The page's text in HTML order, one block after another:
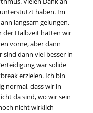
haben. Im
langsam gelungen,
der Halbzeit hatten wir
vorne, aber dann
sind dann viel besser in
war solide
erzielen. Ich bin
normal, dass wir in
da sind, wo wir sein
nicht wirklich